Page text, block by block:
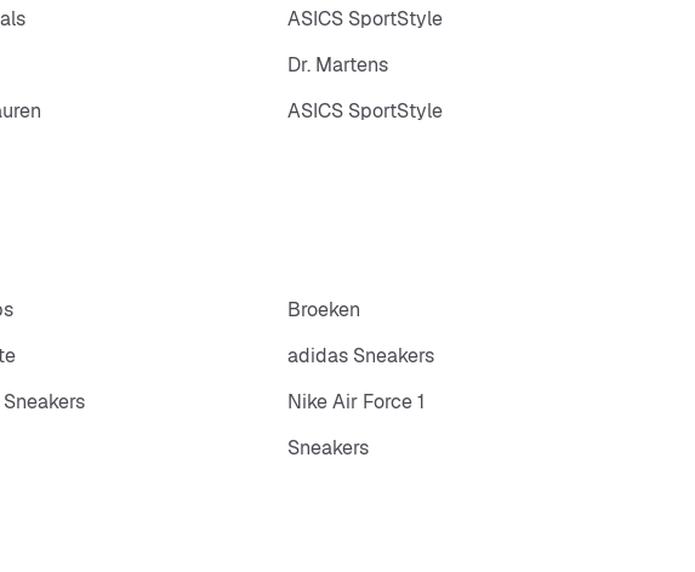
ASICS SportStyle
Dr. Martens
ASICS SportStyle
Broeken
adidas Sneakers
Nike Air Force 1
Sneakers